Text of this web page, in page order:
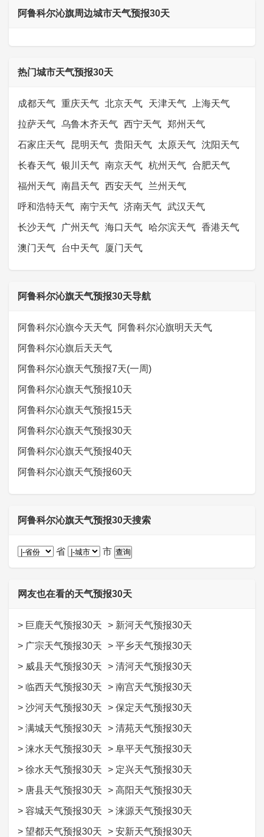
阿鲁科尔沁旗周边城市天气预报30天
热门城市天气预报30天
成都天气 重庆天气 北京天气 天津天气 上海天气
拉萨天气 乌鲁木齐天气 西宁天气 郑州天气
石家庄天气 昆明天气 贵阳天气 太原天气 沈阳天气
长春天气 银川天气 南京天气 杭州天气 合肥天气
福州天气 南昌天气 西安天气 兰州天气
呼和浩特天气 南宁天气 济南天气 武汉天气
长沙天气 广州天气 海口天气 哈尔滨天气 香港天气
澳门天气 台中天气 厦门天气
阿鲁科尔沁旗天气预报30天导航
阿鲁科尔沁旗今天天气 阿鲁科尔沁旗明天天气
阿鲁科尔沁旗后天天气
阿鲁科尔沁旗天气预报7天(一周)
阿鲁科尔沁旗天气预报10天
阿鲁科尔沁旗天气预报15天
阿鲁科尔沁旗天气预报30天
阿鲁科尔沁旗天气预报40天
阿鲁科尔沁旗天气预报60天
阿鲁科尔沁旗天气预报30天搜索
省 市
网友也在看的天气预报30天
> 巨鹿天气预报30天 > 新河天气预报30天
> 广宗天气预报30天 > 平乡天气预报30天
> 威县天气预报30天 > 清河天气预报30天
> 临西天气预报30天 > 南宫天气预报30天
> 沙河天气预报30天 > 保定天气预报30天
> 满城天气预报30天 > 清苑天气预报30天
> 涞水天气预报30天 > 阜平天气预报30天
> 徐水天气预报30天 > 定兴天气预报30天
> 唐县天气预报30天 > 高阳天气预报30天
> 容城天气预报30天 > 涞源天气预报30天
> 望都天气预报30天 > 安新天气预报30天